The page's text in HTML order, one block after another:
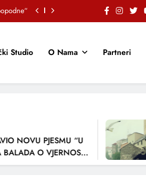
NAVIKE
NAVIKE
Studio O Nama Partneri
NOVU PJESMU “U
O VJERNOSTI,
MIJENJA